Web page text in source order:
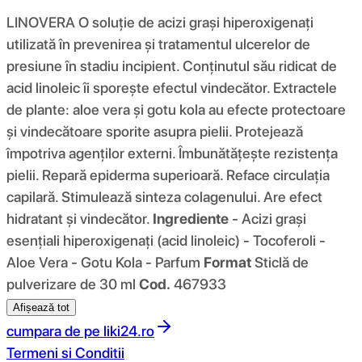
LINOVERA O soluție de acizi grași hiperoxigenați
utilizată în prevenirea și tratamentul ulcerelor de
presiune în stadiu incipient. Conținutul său ridicat de
acid linoleic îi sporește efectul vindecător. Extractele
de plante: aloe vera și gotu kola au efecte protectoare
și vindecătoare sporite asupra pielii. Protejează
împotriva agenților externi. Îmbunătățește rezistența
pielii. Repară epiderma superioară. Reface circulația
capilară. Stimulează sinteza colagenului. Are efect
hidratant și vindecător. Ingrediente - Acizi grași
esențiali hiperoxigenați (acid linoleic) - Tocoferoli -
Aloe Vera - Gotu Kola - Parfum FormatSticlă de
pulverizare de 30 ml Cod. 467933
Afișează tot
cumpara de pe liki24.ro
Termeni si Conditii